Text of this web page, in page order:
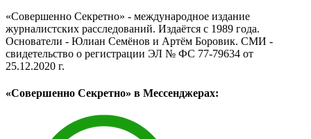
«Совершенно Секретно» - международное издание
журналистских расследований. Издаётся с 1989 года.
Основатели - Юлиан Семёнов и Артём Боровик. CМИ -
свидетельство о регистрации ЭЛ № ФС 77-79634 от
25.12.2020 г.
«Совершенно Секретно» в Мессенджерах: